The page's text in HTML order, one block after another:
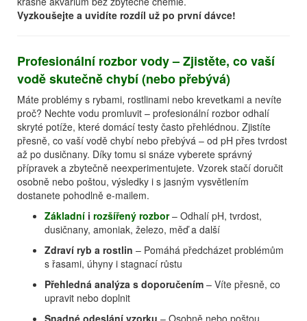
Vyzkoušejte a uvidíte rozdíl už po první dávce!
Profesionální rozbor vody – Zjistěte, co vaší
vodě skutečně chybí (nebo přebývá)
Máte problémy s rybami, rostlinami nebo krevetkami a nevíte
proč? Nechte vodu promluvit – profesionální rozbor odhalí
skryté potíže, které domácí testy často přehlédnou. Zjistíte
přesně, co vaší vodě chybí nebo přebývá – od pH přes tvrdost
až po dusičnany. Díky tomu si snáze vyberete správný
přípravek a zbytečně neexperimentujete. Vzorek stačí doručit
osobně nebo poštou, výsledky i s jasným vysvětlením
dostanete pohodlně e-mailem.
Základní i rozšířený rozbor– Odhalí pH, tvrdost,
dusičnany, amoniak, železo, měď a další
Zdraví ryb a rostlin – Pomáhá předcházet problémům
s řasami, úhyny i stagnací růstu
Přehledná analýza s doporučením – Víte přesně, co
upravit nebo doplnit
Snadné odeslání vzorku – Osobně nebo poštou,